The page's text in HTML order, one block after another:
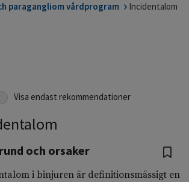
paragangliom vårdprogram Incidentalom
Visa endast rekommendationer
och orsaker
i binjuren är definitionsmässigt en